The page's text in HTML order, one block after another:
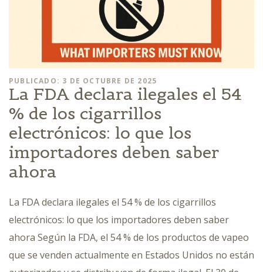
PUBLICADO: 3 DE OCTUBRE DE 2025
La FDA declara ilegales el 54
% de los cigarrillos
electrónicos: lo que los
importadores deben saber
ahora
La FDA declara ilegales el 54 % de los cigarrillos
electrónicos: lo que los importadores deben saber
ahora Según la FDA, el 54 % de los productos de vapeo
que se venden actualmente en Estados Unidos no están